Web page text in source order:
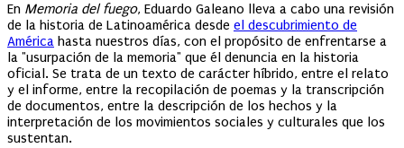
En Memoria del fuego, Eduardo Galeano lleva a cabo una revisión
de la historia de Latinoamérica desde el descubrimiento de
América hasta nuestros días, con el propósito de enfrentarse a
la "usurpación de la memoria" que él denuncia en la historia
oficial. Se trata de un texto de carácter híbrido, entre el relato
y el informe, entre la recopilación de poemas y la transcripción
de documentos, entre la descripción de los hechos y la
interpretación de los movimientos sociales y culturales que los
sustentan.